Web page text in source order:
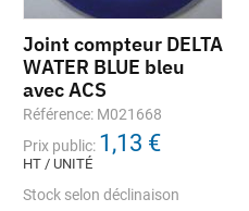
Joint compteur DELTA
WATER BLUE bleu
avec ACS
Référence: M021668
Prix public: 1,13 €
HT / UNITÉ
Stock selon déclinaison